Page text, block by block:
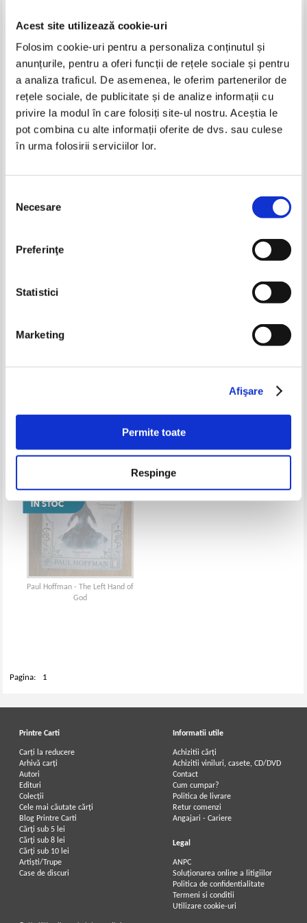
Acest site utilizează cookie-uri
Folosim cookie-uri pentru a personaliza conținutul și
anunțurile, pentru a oferi funcții de rețele sociale și pentru
a analiza traficul. De asemenea, le oferim partenerilor de
rețele sociale, de publicitate și de analize informații cu
privire la modul în care folosiți site-ul nostru. Aceștia le
pot combina cu alte informații oferite de dvs. sau culese
în urma folosirii serviciilor lor.
consimțământului
Necesare
Preferinţe
Statistici
Marketing
Afişare
Permite toate
Respinge
Paul Hoffman - Ultimele patru
Paul Hoffman - Mana stanga a
Revenge. The Joys and Perils of
things
Paul Hoffman - The Left Hand of
God
Pagina: 1
Printre Carti
Carți la reducere
Arhivă carți
Autori
Edituri
Colecții
Cele mai căutate cărți
Blog Printre Carti
Cărţi sub 5 lei
Cărţi sub 8 lei
Cărţi sub 10 lei
Artiști/Trupe
Case de discuri
Informatii utile
Achizitii cărți
Achizitii viniluri, casete, CD/DVD
Contact
Cum cumpar?
Politica de livrare
Retur comenzi
Angajari - Cariere
Legal
ANPC
Soluționarea online a litigiilor
Politica de confidentialitate
Termeni si conditii
Utilizare cookie-uri